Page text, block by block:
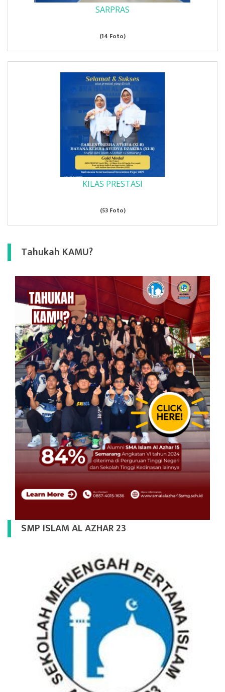
Tahukah KAMU?
SARPRAS
(14 Foto)
KILAS PRESTASI
(53 Foto)
SMP ISLAM AL AZHAR 23